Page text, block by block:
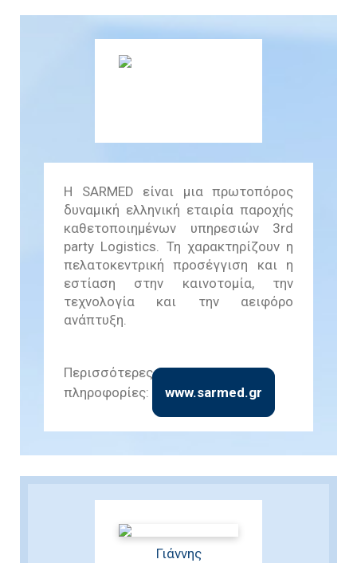
Η SARMED είναι μια πρωτοπόρος
δυναμική ελληνική εταιρία παροχής
καθετοποιημένων υπηρεσιών 3rd
party Logistics. Τη χαρακτηρίζουν η
πελατοκεντρική προσέγγιση και η
εστίαση στην καινοτομία, την
τεχνολογία και την αειφόρο
ανάπτυξη.
Περισσότερες
πληροφορίες:
www.sarmed.gr
Γιάννης